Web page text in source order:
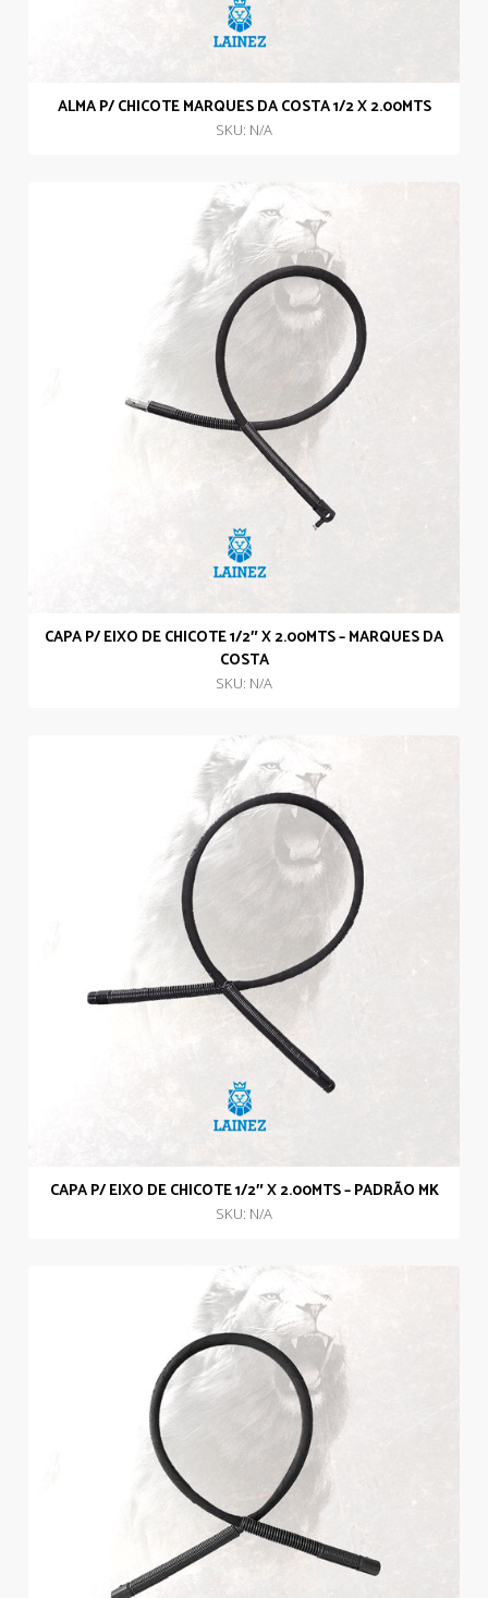
ALMA P/ CHICOTE MARQUES DA COSTA 1/2 X 2.00MTS
SKU: N/A
CAPA P/ EIXO DE CHICOTE 1/2″ X 2.00MTS – MARQUES DA
COSTA
SKU: N/A
CAPA P/ EIXO DE CHICOTE 1/2″ X 2.00MTS – PADRÃO MK
SKU: N/A